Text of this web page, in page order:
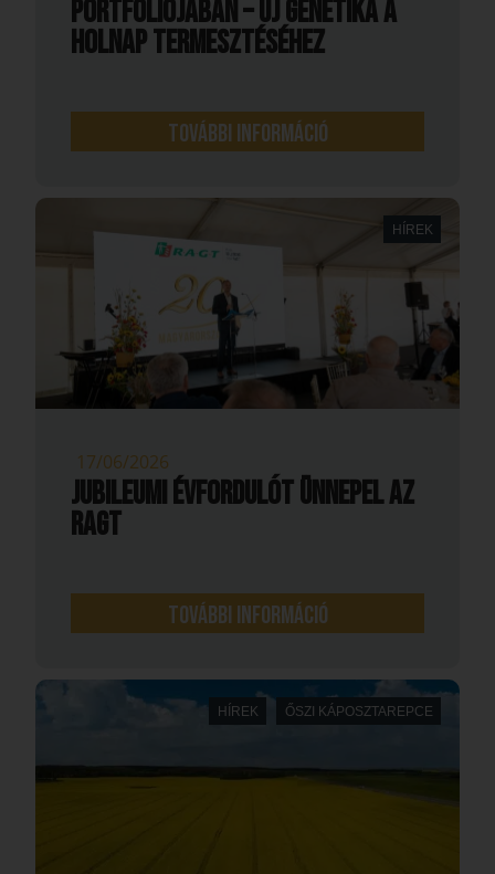
portfóliójában – új genetika a
holnap termesztéséhez
További információ
HÍREK
17/06/2026
Jubileumi évfordulót ünnepel az
RAGT
További információ
HÍREK ŐSZI KÁPOSZTAREPCE